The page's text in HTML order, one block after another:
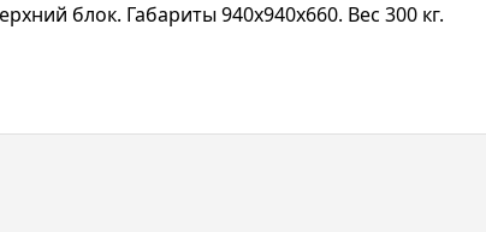
блок. Габариты 940х940х660. Вес 300 кг.